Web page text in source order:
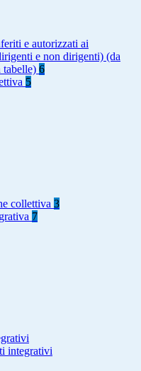
e autorizzati ai
e non dirigenti) (da
tabelle) 6
5
collettiva 3
7
integrativi